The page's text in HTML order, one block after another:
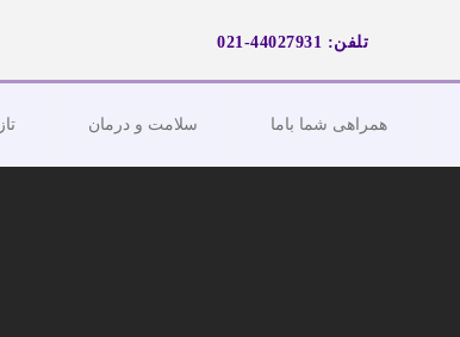
تلفن: 44027931-021
همراهی شما باما سلامت و درمان